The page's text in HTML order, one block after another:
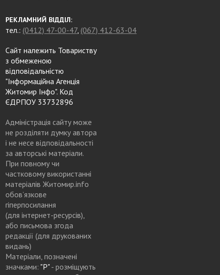
РЕКЛАМНИЙ ВІДДІЛ:
тел.: (0412) 47-00-47, (067) 412-63-04
Сайт належить Товариству
з обмеженою
відповідальністю
"Інформаційна Агенція
Житомир Інфо". Код
ЄДРПОУ 33732896
Адміністрація сайту може
не розділяти думку автора
і не несе відповідальності
за авторські матеріали.
При повному чи
частковому використанні
матеріалів Житомир.info
обов’язкове
гіперпосилання
(для інтернет-ресурсів),
або письмова згода
редакції (для друкованих
видань)
Матеріали, позначені
значками: "Р"- розміщують